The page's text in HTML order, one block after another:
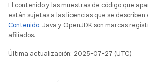
El contenido y las muestras de código que
están sujetas a las licencias que se describen
Contenido. Java y OpenJDK son marcas
afiliados.
Última actualización: 2025-07-27 (UTC)